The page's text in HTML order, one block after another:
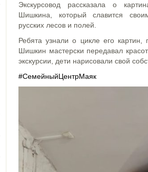
Экскурсовод рассказала о
Шишкина, который славится
русских лесов и полей.
Ребята узнали о цикле его
Шишкин мастерски передавал
экскурсии, дети нарисовали свой
#СемейныйЦентрМаяк